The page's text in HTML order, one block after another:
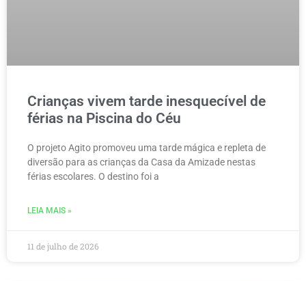
Crianças vivem tarde inesquecível de
férias na Piscina do Céu
O projeto Agito promoveu uma tarde mágica e repleta de
diversão para as crianças da Casa da Amizade nestas
férias escolares. O destino foi a
LEIA MAIS »
11 de julho de 2026